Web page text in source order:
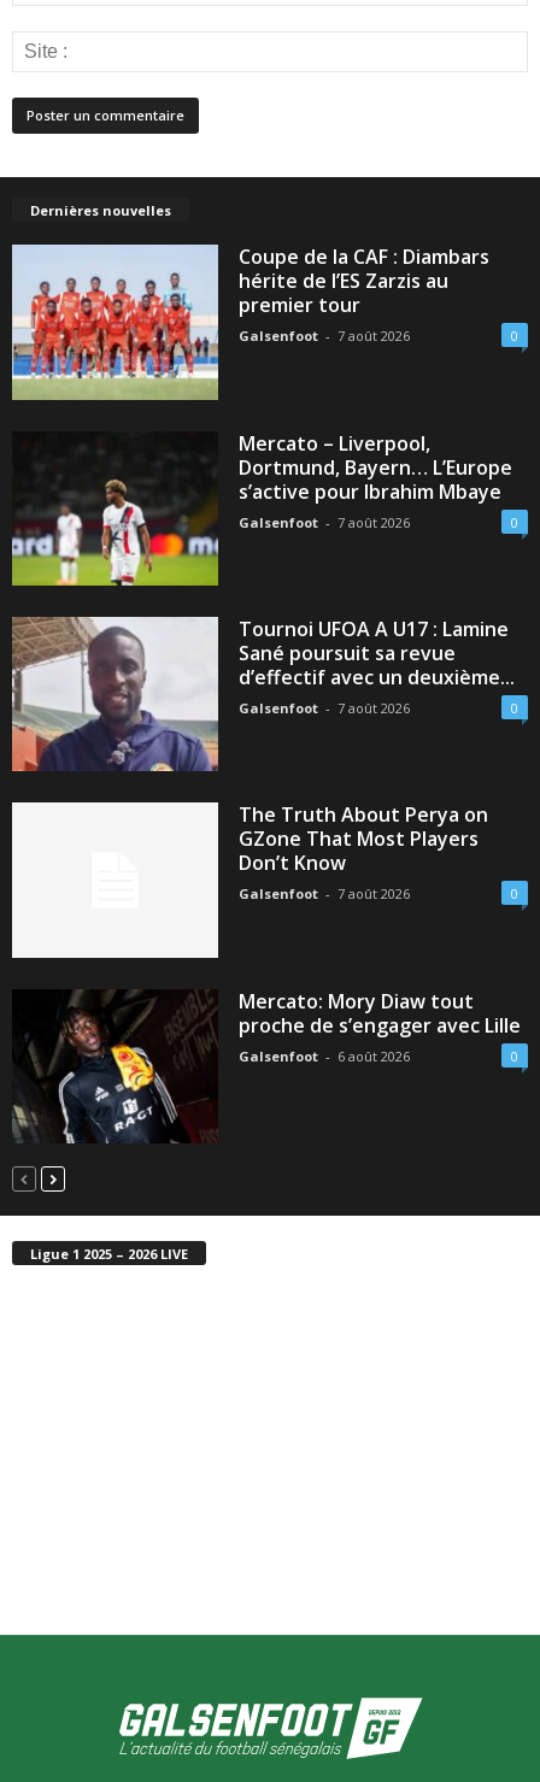
Dernières nouvelles
Coupe de la CAF : Diambars
hérite de l’ES Zarzis au
premier tour
Galsenfoot - 7 août 2026 0
Mercato – Liverpool,
Dortmund, Bayern… L’Europe
s’active pour Ibrahim Mbaye
Galsenfoot - 7 août 2026 0
Tournoi UFOA A U17 : Lamine
Sané poursuit sa revue
d’effectif avec un deuxième...
Galsenfoot - 7 août 2026 0
The Truth About Perya on
GZone That Most Players
Don’t Know
Galsenfoot - 7 août 2026 0
Mercato: Mory Diaw tout
proche de s’engager avec Lille
Galsenfoot - 6 août 2026 0
Ligue 1 2025 – 2026 LIVE